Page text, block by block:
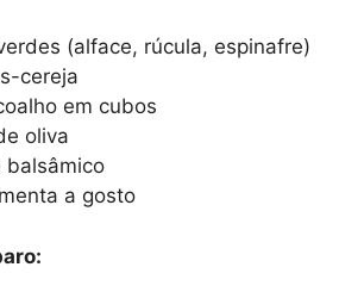
(alface, rúcula, espinafre)
cereja
em cubos
oliva
balsâmico
a gosto